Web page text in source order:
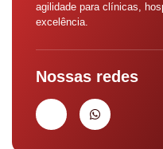
agilidade para clínicas,
excelência.
Nossas redes